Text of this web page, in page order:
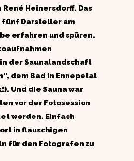
René Heinersdorff. Das
fünf Darsteller am
erfahren und spüren.
der Saunalandschaft
dem Bad in Ennepetal
Und die Sauna war
vor der Fotosession
worden. Einfach
in flauschigen
für den Fotografen zu